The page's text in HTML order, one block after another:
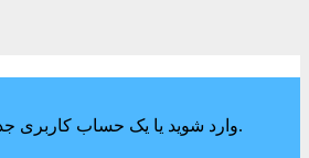
وارد شوید یا یک حساب کاربری جدید ایجاد کنید.